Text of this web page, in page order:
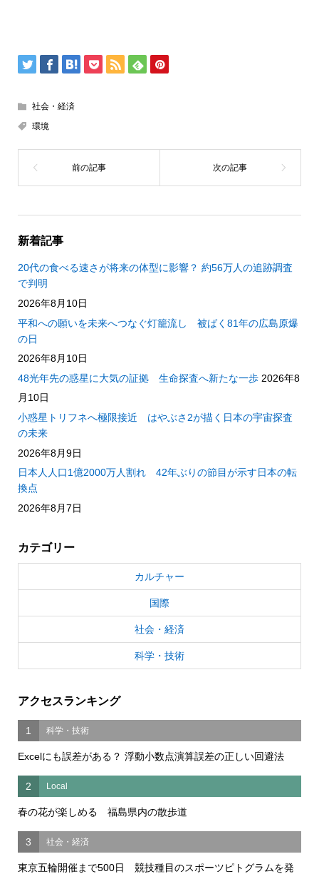
社会・経済
環境
新着記事
20代の食べる速さが将来の体型に影響？ 約56万人の追跡調査
で判明
2026年8月10日
平和への願いを未来へつなぐ灯籠流し 被ばく81年の広島原爆
の日
2026年8月10日
48光年先の惑星に大気の証拠 生命探査へ新たな一歩 2026年8
月10日
小惑星トリフネへ極限接近 はやぶさ2が描く日本の宇宙探査
の未来
2026年8月9日
日本人人口1億2000万人割れ 42年ぶりの節目が示す日本の転
換点
2026年8月7日
カテゴリー
カルチャー
国際
社会・経済
科学・技術
アクセスランキング
1 科学・技術
Excelにも誤差がある？ 浮動小数点演算誤差の正しい回避法
2 Local
春の花が楽しめる 福島県内の散歩道
3 社会・経済
東京五輪開催まで500日 競技種目のスポーツピトグラムを発